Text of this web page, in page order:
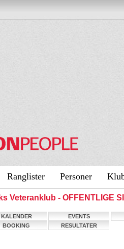
Ranglister Personer
Veteranklub - OFFENTLIGE
KALENDER
EVENTS
BOOKING RESULTATER